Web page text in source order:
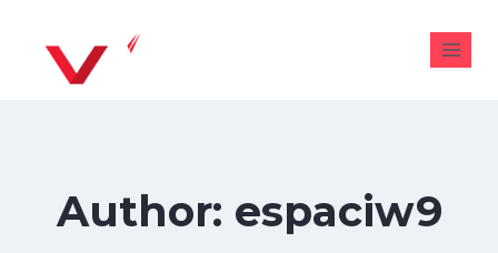
Author: espaciw9